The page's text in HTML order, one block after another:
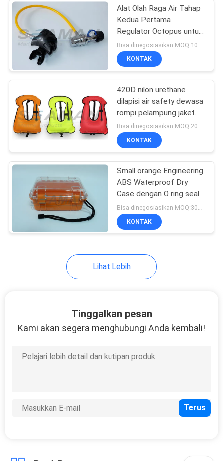
Alat Olah Raga Air Tahap
Kedua Pertama
Regulator Octopus untuk
Scuba Diving
KONTAK
420D nilon urethane
dilapisi air safety dewasa
rompi pelampung jaket
untuk diving gratis
Bisa dinegosiasikan MOQ:200pcs
KONTAK
Small orange Engineering
ABS Waterproof Dry
Case dengan O ring seal
Bisa dinegosiasikan MOQ:300pcs
KONTAK
Lihat Lebih
Tinggalkan pesan
Kami akan segera menghubungi Anda kembali!